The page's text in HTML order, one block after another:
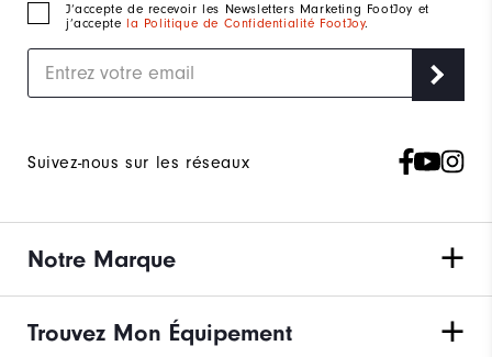
J‘accepte de recevoir les Newsletters Marketing FootJoy et
j’accepte la Politique de Confidentialité FootJoy.
Suivez-nous sur les réseaux
Notre Marque
Trouvez Mon Équipement